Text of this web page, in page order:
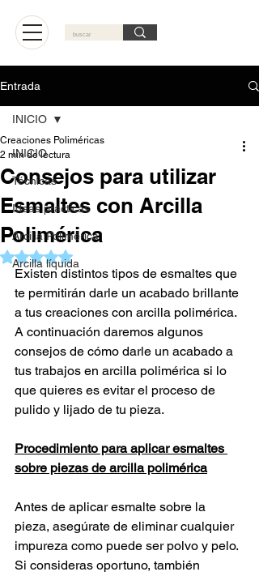
Entrada
INICIO
Técnicas
Ideas practicas
Arcilla Polimérica
Arcilla líquida
INICIO
Consejos para utilizar
Esmaltes con Arcilla
Polimérica
Creaciones Poliméricas
2 min de lectura
Obtuvo NaN de 5 estrellas.
Existen distintos tipos de esmaltes que
te permitirán darle un acabado brillante
a tus creaciones con arcilla polimérica.
A continuación daremos algunos
consejos de cómo darle un acabado a
tus trabajos en arcilla polimérica si lo
que quieres es evitar el proceso de
pulido y lijado de tu pieza.
Procedimiento para aplicar esmaltes
sobre piezas de arcilla polimérica
Antes de aplicar esmalte sobre la
pieza, asegúrate de eliminar cualquier
impureza como puede ser polvo y pelo.
Si consideras oportuno, también